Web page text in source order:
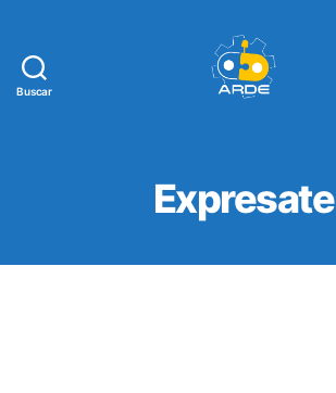
Buscar
Expresate